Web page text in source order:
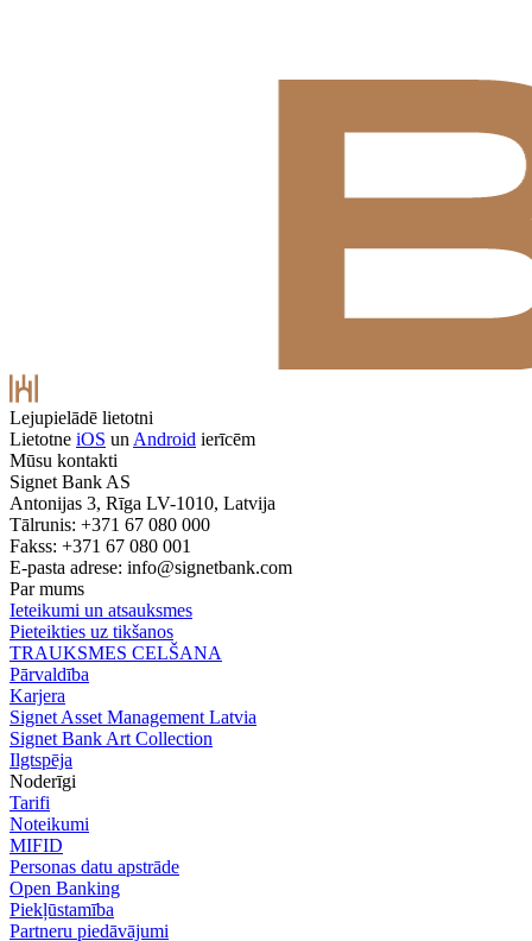
Lejupielādē lietotni
Lietotne iOS un Android ierīcēm
Mūsu kontakti
Signet Bank AS
Antonijas 3, Rīga LV-1010, Latvija
Tālrunis: +371 67 080 000
Fakss: +371 67 080 001
E-pasta adrese: info@signetbank.com
Par mums
Ieteikumi un atsauksmes
Pieteikties uz tikšanos
TRAUKSMES CELŠANA
Pārvaldība
Karjera
Signet Asset Management Latvia
Signet Bank Art Collection
Ilgtspēja
Noderīgi
Tarifi
Noteikumi
MIFID
Personas datu apstrāde
Open Banking
Piekļūstamība
Partneru piedāvājumi